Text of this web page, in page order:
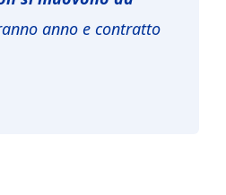
anno e contratto